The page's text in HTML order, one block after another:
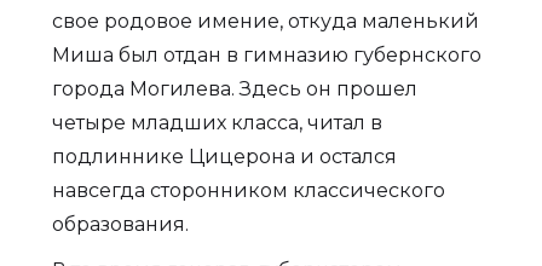
свое родовое имение, откуда маленький
Миша был отдан в гимназию губернского
города Могилева. Здесь он прошел
четыре младших класса, читал в
подлиннике Цицерона и остался
навсегда сторонником классического
образования.